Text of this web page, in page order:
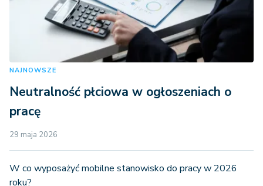
NAJNOWSZE
Neutralność płciowa w ogłoszeniach o
pracę
29 maja 2026
W co wyposażyć mobilne stanowisko do pracy w 2026
roku?